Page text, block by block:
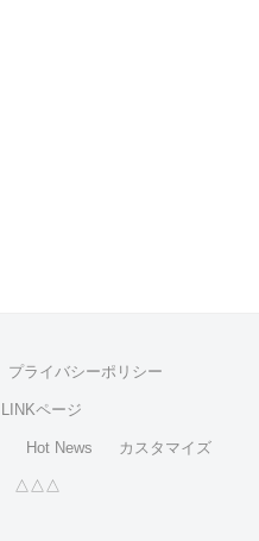
プライバシーポリシー
LINKページ
Hot News カスタマイズ
△△△